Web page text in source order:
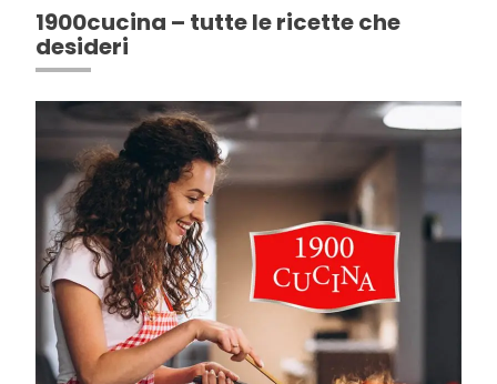
1900cucina – tutte le ricette che
desideri